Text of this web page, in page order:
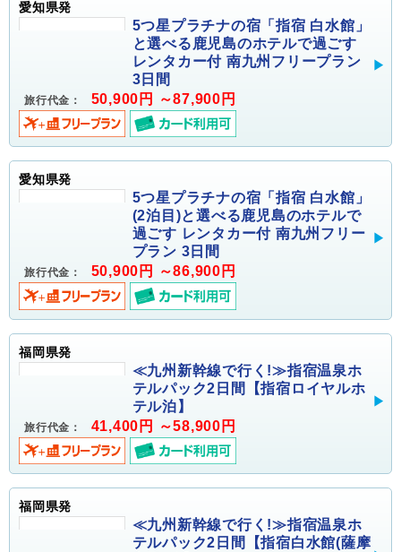
愛知県発
5つ星プラチナの宿「指宿 白水館」
と選べる鹿児島のホテルで過ごす
レンタカー付 南九州フリープラン
3日間
旅行代金： 50,900円 ～87,900円
愛知県発
5つ星プラチナの宿「指宿 白水館」
(2泊目)と選べる鹿児島のホテルで
過ごす レンタカー付 南九州フリー
プラン 3日間
旅行代金： 50,900円 ～86,900円
福岡県発
≪九州新幹線で行く!≫指宿温泉ホ
テルパック2日間【指宿ロイヤルホ
テル泊】
旅行代金： 41,400円 ～58,900円
福岡県発
≪九州新幹線で行く!≫指宿温泉ホ
テルパック2日間【指宿白水館(薩摩